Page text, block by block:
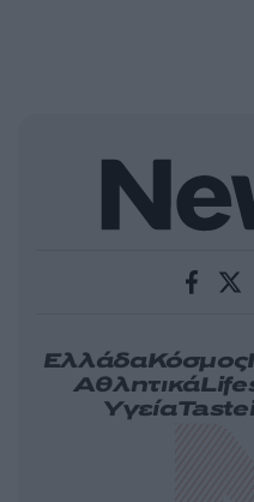
ΕλλάδαΚόσμος
Αθλητικά
Υγεία